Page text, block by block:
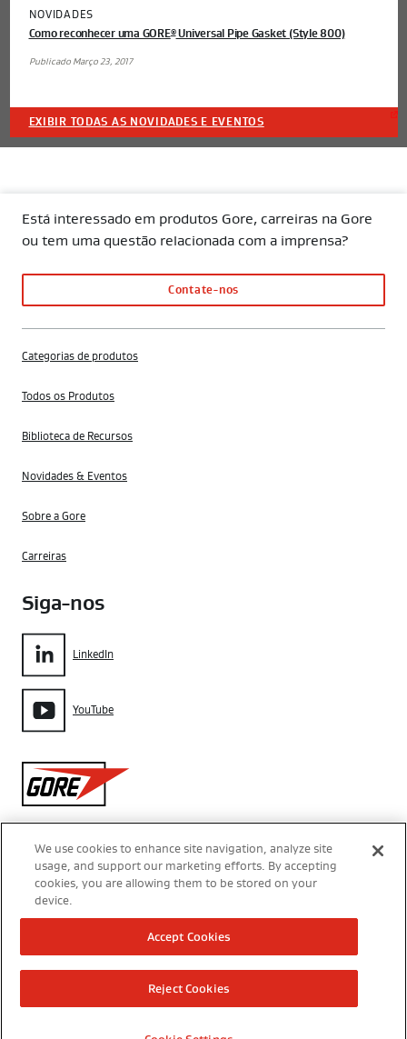
NOVIDADES
Como reconhecer uma GORE®Universal Pipe Gasket (Style 800)
Publicado Março 23, 2017
EXIBIR TODAS AS NOVIDADES E EVENTOS
Está interessado em produtos Gore, carreiras na Gore
ou tem uma questão relacionada com a imprensa?
Contate-nos
Categorias de produtos
Todos os Produtos
Biblioteca de Recursos
Novidades & Eventos
Sobre a Gore
Carreiras
Siga-nos
LinkedIn
YouTube
Gore
Aviso de Privacidade
Configurações de Cookies
Termos de Uso
Modern Slavery Act Transparency Statement
We use cookies to enhance site navigation, analyze site
usage, and support our marketing efforts. By accepting
cookies, you are allowing them to be stored on your
device.
Reject Cookies
Accept Cookies